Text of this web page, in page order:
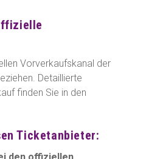
Vorverkaufskanal der
Detaillierte
finden Sie in den
Ticketanbieter: